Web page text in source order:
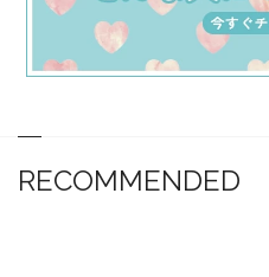
RECOMMENDED